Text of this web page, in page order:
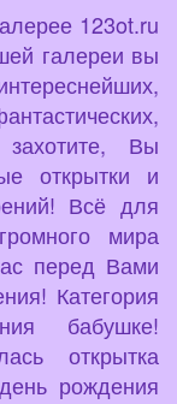
123ot.ru
галереи вы
Вы
открытки и
Всё для
мира
перед Вами
Категория
бабушке!
открытка
рождения